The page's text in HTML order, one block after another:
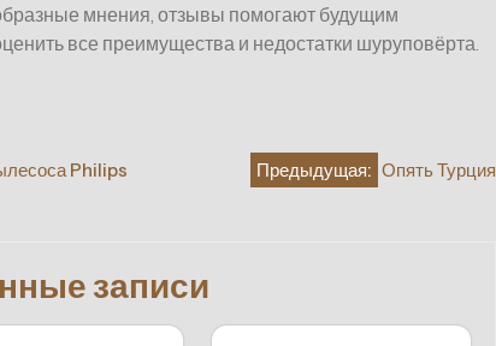
мнения, отзывы помогают будущим
все преимущества и недостатки шуруповёрта.
Предыдущая: Опять Турция
Philips
записи